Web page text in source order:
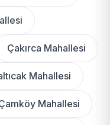
Çakırca Mahallesi
Mahallesi
Mahallesi